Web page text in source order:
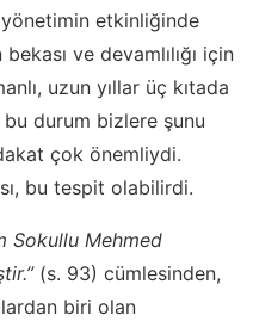
etkinliğinde
ve devamlılığı için
uzun yıllar üç kıtada
bu durum bizlere şunu
çok önemliydi.
bu tespit olabilirdi.
Sokullu Mehmed
(s. 93) cümlesinden,
biri olan